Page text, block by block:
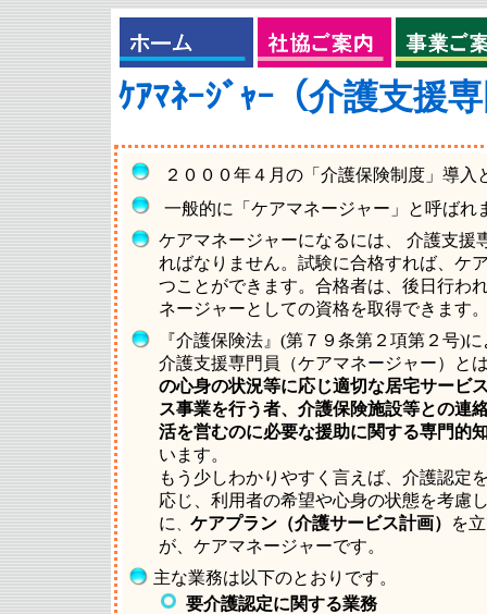
ｹｱﾏﾈｰｼﾞｬｰ（介護支援
２０００年４月の「介護保険制度」導入
一般的に「ケアマネージャー」と呼ば
ケアマネージャーになるには、 介護支援
ればなりません。試験に合格すれば、ケ
つことができます。合格者は、後日行わ
ネージャーとしての資格を取得できます
『介護保険法』(第７９条第２項第２号)
介護支援専門員（ケアマネージャー）と
の心身の状況等に応じ適切な居宅サービ
ス事業を行う者、介護保険施設等との連
活を営むのに必要な援助に関する専門的
います。
もう少しわかりやすく言えば、介護認定
応じ、利用者の希望や心身の状態を考慮
に 、 ケアプラン（介護サービス計画）
を
が、ケアマネージャーです。
主な業務は以下のとおりです。
要介護認定に関する業務